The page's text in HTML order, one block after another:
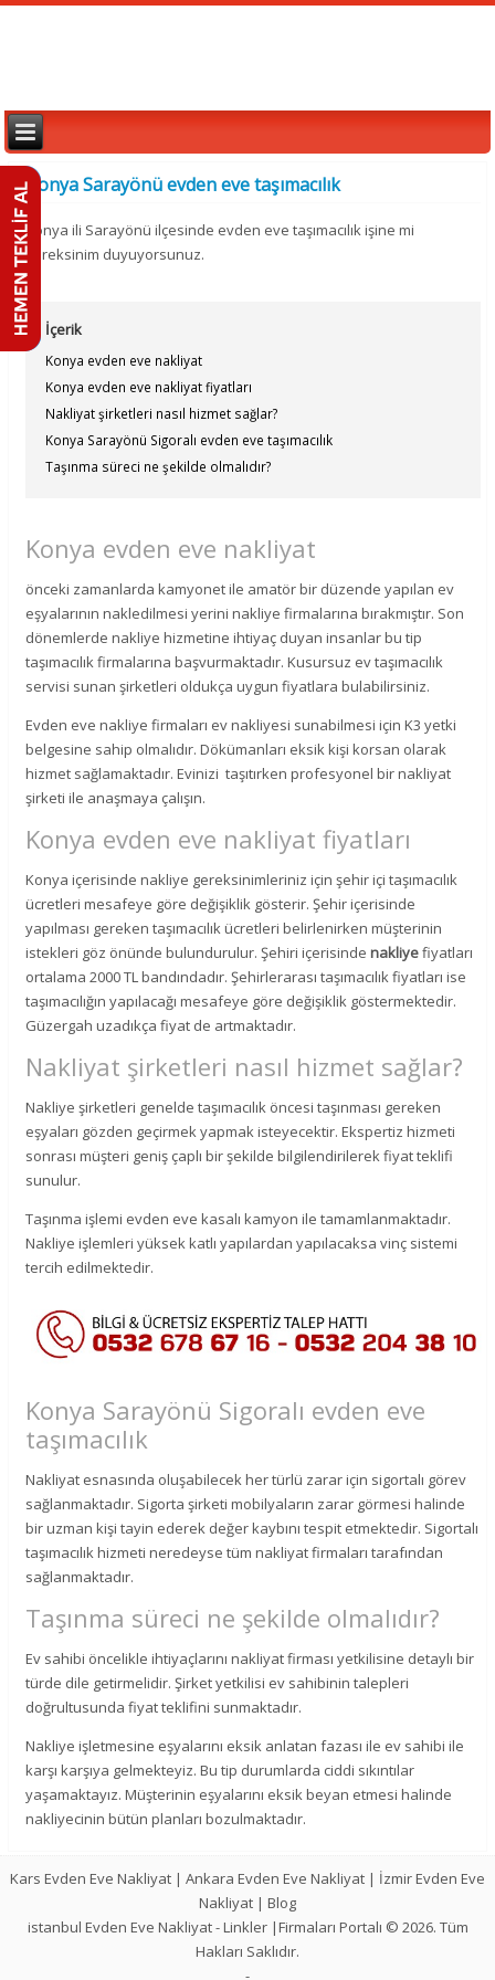
Konya Sarayönü evden eve taşımacılık
Konya ili Sarayönü ilçesinde evden eve taşımacılık işine mi
gereksinim duyuyorsunuz.
İçerik
Konya evden eve nakliyat
Konya evden eve nakliyat fiyatları
Nakliyat şirketleri nasıl hizmet sağlar?
Konya Sarayönü Sigoralı evden eve taşımacılık
Taşınma süreci ne şekilde olmalıdır?
Konya evden eve nakliyat
önceki zamanlarda kamyonet ile amatör bir düzende yapılan ev
eşyalarının nakledilmesi yerini nakliye firmalarına bırakmıştır. Son
dönemlerde nakliye hizmetine ihtiyaç duyan insanlar bu tip
taşımacılık firmalarına başvurmaktadır. Kusursuz ev taşımacılık
servisi sunan şirketleri oldukça uygun fiyatlara bulabilirsiniz.
Evden eve nakliye firmaları ev nakliyesi sunabilmesi için K3 yetki
belgesine sahip olmalıdır. Dökümanları eksik kişi korsan olarak
hizmet sağlamaktadır. Evinizi taşıtırken profesyonel bir nakliyat
şirketi ile anaşmaya çalışın.
Konya evden eve nakliyat fiyatları
Konya içerisinde nakliye gereksinimleriniz için şehir içi taşımacılık
ücretleri mesafeye göre değişiklik gösterir. Şehir içerisinde
yapılması gereken taşımacılık ücretleri belirlenirken müşterinin
istekleri göz önünde bulundurulur. Şehiri içerisindenakliyefiyatları
ortalama 2000 TL bandındadır. Şehirlerarası taşımacılık fiyatları ise
taşımacılığın yapılacağı mesafeye göre değişiklik göstermektedir.
Güzergah uzadıkça fiyat de artmaktadır.
Nakliyat şirketleri nasıl hizmet sağlar?
Nakliye şirketleri genelde taşımacılık öncesi taşınması gereken
eşyaları gözden geçirmek yapmak isteyecektir. Ekspertiz hizmeti
sonrası müşteri geniş çaplı bir şekilde bilgilendirilerek fiyat teklifi
sunulur.
Taşınma işlemi evden eve kasalı kamyon ile tamamlanmaktadır.
Nakliye işlemleri yüksek katlı yapılardan yapılacaksa vinç sistemi
tercih edilmektedir.
Konya Sarayönü Sigoralı evden eve
taşımacılık
Nakliyat esnasında oluşabilecek her türlü zarar için sigortalı görev
sağlanmaktadır. Sigorta şirketi mobilyaların zarar görmesi halinde
bir uzman kişi tayin ederek değer kaybını tespit etmektedir. Sigortalı
taşımacılık hizmeti neredeyse tüm nakliyat firmaları tarafından
sağlanmaktadır.
Taşınma süreci ne şekilde olmalıdır?
Ev sahibi öncelikle ihtiyaçlarını nakliyat firması yetkilisine detaylı bir
türde dile getirmelidir. Şirket yetkilisi ev sahibinin talepleri
doğrultusunda fiyat teklifini sunmaktadır.
Nakliye işletmesine eşyalarını eksik anlatan fazası ile ev sahibi ile
karşı karşıya gelmekteyiz. Bu tip durumlarda ciddi sıkıntılar
yaşamaktayız. Müşterinin eşyalarını eksik beyan etmesi halinde
nakliyecinin bütün planları bozulmaktadır.
Kars Evden Eve Nakliyat | Ankara Evden Eve Nakliyat | İzmir Evden Eve
Nakliyat | Blog
istanbul Evden Eve Nakliyat-Linkler|Firmaları Portalı © 2026. Tüm
Hakları Saklıdır.
-